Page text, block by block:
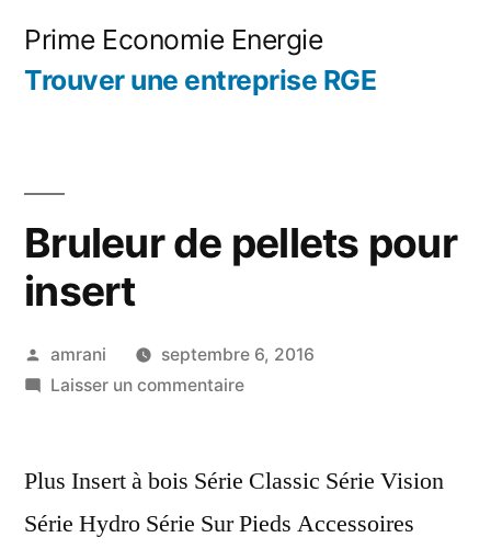
Prime Economie Energie
Trouver une entreprise RGE
Bruleur de pellets pour
insert
Publié
par
amrani
septembre 6, 2016
Laisser un commentairesur
pellets
insert
Plus Insert à bois Série Classic Série Vision
Série Hydro Série Sur Pieds Accessoires